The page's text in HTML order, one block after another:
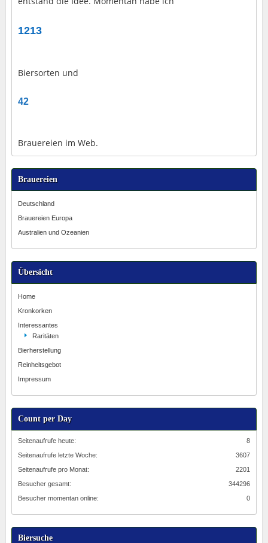
1213
Biersorten und
42
Brauereien im Web.
Brauereien
Deutschland
Brauereien Europa
Australien und Ozeanien
Übersicht
Home
Kronkorken
Interessantes
Raritäten
Bierherstellung
Reinheitsgebot
Impressum
Count per Day
8
Seitenaufrufe heute:
3607
Seitenaufrufe letzte Woche:
2201
Seitenaufrufe pro Monat:
344296
Besucher gesamt:
0
Besucher momentan online:
Biersuche